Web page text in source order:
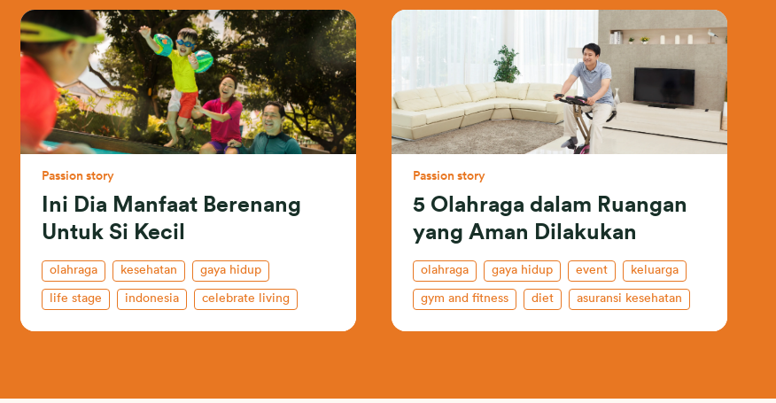
Passion story
Ini Dia Manfaat Berenang
Untuk Si Kecil
olahraga kesehatan gaya hidup
life stage indonesia celebrate living
Passion story
5 Olahraga dalam Ruangan
yang Aman Dilakukan
olahraga gaya hidup event keluarga
gym and fitness diet asuransi kesehatan